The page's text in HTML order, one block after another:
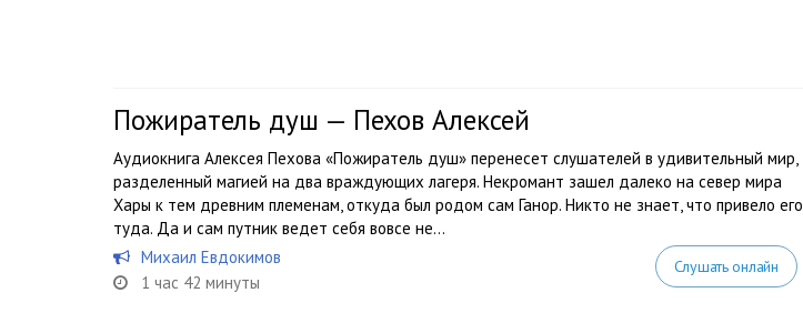
Пожиратель душ — Пехов Алексей
Аудиокнига Алексея Пехова «Пожиратель душ» перенесет слушателей в удивительный мир,
разделенный магией на два враждующих лагеря. Некромант зашел далеко на север мира
Хары к тем древним племенам, откуда был родом сам Ганор. Никто не знает, что привело его
туда. Да и сам путник ведет себя вовсе не...
Михаил Евдокимов
1 час 42 минуты
Слушать онлайн